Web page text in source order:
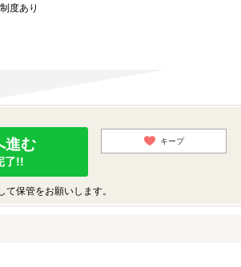
度あり
進む
了!!
キープ
保管をお願いします。